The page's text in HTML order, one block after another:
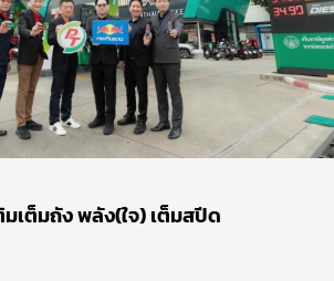
เต็มถัง พลัง(ใจ) เต็มสปีด